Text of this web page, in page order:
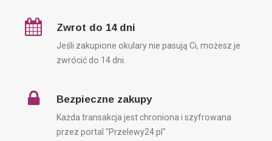
Zwrot do 14 dni
Jeśli zakupione okulary nie pasują Ci, możesz je
zwrócić do 14 dni.
Bezpieczne zakupy
Każda transakcja jest chroniona i szyfrowana
przez portal "Przelewy24.pl"